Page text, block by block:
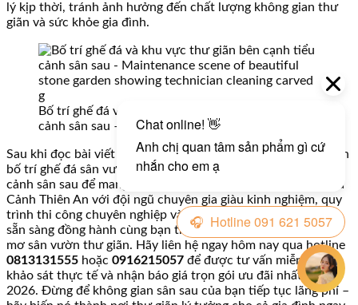
lý kịp thời, tránh ảnh hưởng đến chất lượng không gian thư
giãn và sức khỏe gia đình.
Bố trí ghế đá và khu vực thư giãn bên cạnh tiểu
cảnh sân sau – Hình 11
Sau khi đọc bài viết chi tiết này, chắc hẳn bạn đã hiểu rõ cách
bố trí ghế đá sân vườn và khu vực thư giãn bên cạnh tiểu
cảnh sân sau để mang lại không gian sống hoàn hảo nhất. Đá
Cảnh Thiên An với đội ngũ chuyên gia giàu kinh nghiệm, quy
trình thi công chuyên nghiệp và cam kết chất lượng cao cấp
sẵn sàng đồng hành cùng bạn trong việc hiện thực hóa giấc
mơ sân vườn thư giãn. Hãy liên hệ ngay hôm nay qua hotline
0813131555 hoặc 0916215057 để được tư vấn miễn phí,
khảo sát thực tế và nhận báo giá trọn gói ưu đãi nhất năm
2026. Đừng để không gian sân sau của bạn tiếp tục lãng phí –